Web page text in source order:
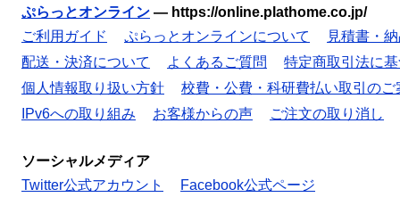
ぷらっとオンライン — https://online.plathome.co.jp/
ご利用ガイド
ぷらっとオンラインについて
見積書・
配送・決済について
よくあるご質問
特定商取引法に
個人情報取り扱い方針
校費・公費・科研費払い取引のご
IPv6への取り組み
お客様からの声 ご注文の取り消し
ソーシャルメディア
Twitter公式アカウント
Facebook公式ページ